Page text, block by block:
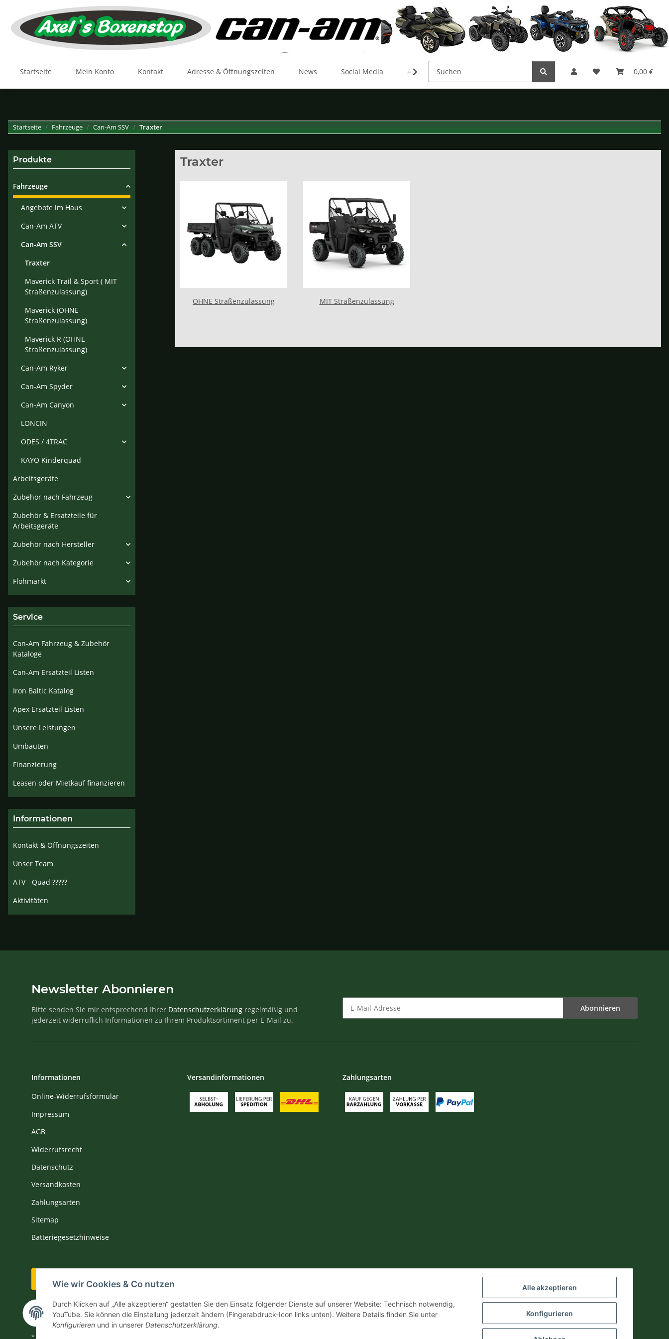
Alle akzeptieren
Konfigurieren
Wie wir Cookies & Co nutzen
Durch Klicken auf „Alle akzeptieren“ gestatten Sie den Einsatz folgender Dienste auf unserer Website: Technisch notwendig,
YouTube. Sie können die Einstellung jederzeit ändern (Fingerabdruck-Icon links unten). Weitere Details finden Sie unter
Konfigurieren und in unserer Datenschutzerklärung.
0,00 €
Startseite Mein Konto Kontakt Adresse & Öffnungszeiten News Social Media Aktionen
Startseite Fahrzeuge Can-Am SSV Traxter
Traxter
OHNE Straßenzulassung MIT Straßenzulassung
Produkte
Fahrzeuge
Angebote im Haus
Can-Am ATV
Can-Am SSV
Traxter
Maverick Trail & Sport ( MIT
Straßenzulassung)
Maverick (OHNE
Straßenzulassung)
Maverick R (OHNE
Straßenzulassung)
Can-Am Ryker
Can-Am Spyder
Can-Am Canyon
LONCIN
ODES / 4TRAC
KAYO Kinderquad
Arbeitsgeräte
Zubehör nach Fahrzeug
Zubehör & Ersatzteile für
Arbeitsgeräte
Zubehör nach Hersteller
Zubehör nach Kategorie
Flohmarkt
Service
Can-Am Fahrzeug & Zubehör
Kataloge
Can-Am Ersatzteil Listen
Iron Baltic Katalog
Apex Ersatzteil Listen
Unsere Leistungen
Umbauten
Finanzierung
Leasen oder Mietkauf finanzieren
Informationen
Kontakt & Öffnungszeiten
Unser Team
ATV - Quad ?????
Aktivitäten
Newsletter Abonnieren
Bitte senden Sie mir entsprechend Ihrer Datenschutzerklärung regelmäßig und
jederzeit widerruflich Informationen zu Ihrem Produktsortiment per E-Mail zu.
Abonnieren
Informationen
Online-Widerrufsformular
Impressum
AGB
Widerrufsrecht
Datenschutz
Versandkosten
Zahlungsarten
Sitemap
Batteriegesetzhinweise
Versandinformationen Zahlungsarten
Vertrag widerrufen
* Alle Preise inkl. gesetzlicher USt., zzgl.